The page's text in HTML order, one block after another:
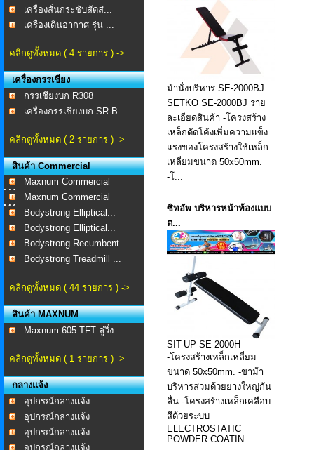
เครื่องสั่นกระชับสัดส่...
เครื่องเดินอากาศ รุ่น ...
คลิกดูทั้งหมด ( 4 รายการ ) ->
เครื่องกรรเชียง
กรรเชียงบก R308
เครื่องกรรเชียงบก SR-B...
คลิกดูทั้งหมด ( 2 รายการ ) ->
สินค้า Commercial
Maxnum Commercial
MA-...Maxnum Commercial
MA-...Bodystrong Elliptical...
Bodystrong Elliptical...
Bodystrong Recumbent ...
Bodystrong Treadmill ...
คลิกดูทั้งหมด ( 44 รายการ ) ->
สินค้า MAXNUM
Maxnum 605 TFT ลู่วิ่ง...
คลิกดูทั้งหมด ( 1 รายการ ) ->
กลางแจ้ง
อุปกรณ์กลางแจ้ง
อุปกรณ์กลางแจ้ง
อุปกรณ์กลางแจ้ง
อุปกรณ์กลางแจ้ง
ม้านั่งบริหาร SE-2000BJ
SETKO SE-2000BJ ราย
ละเอียดสินค้า -โครงสร้าง
เหล็กดัดโค้งเพิ่มความแข็ง
แรงของโครงสร้างใช้เหล็ก
เหลี่ยมขนาด 50x50mm.
-โ...
ซิทอัพ บริหารหน้าท้องแบบ
ต...
SIT-UP SE-2000H
-โครงสร้างเหล็กเหลี่ยม
ขนาด 50x50mm. -ขาม้า
บริหารสวมด้วยยางใหญ่กัน
ลื่น -โครงสร้างเหล็กเคลือบ
สีด้วยระบบ
ELECTROSTATIC
POWDER COATIN...